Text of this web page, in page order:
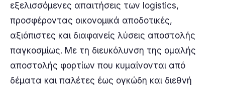
εξελισσόμενες απαιτήσεις των logistics,
προσφέροντας οικονομικά αποδοτικές,
αξιόπιστες και διαφανείς λύσεις αποστολής
παγκοσμίως. Με τη διευκόλυνση της ομαλής
αποστολής φορτίων που κυμαίνονται από
δέματα και παλέτες έως ογκώδη και διεθνή